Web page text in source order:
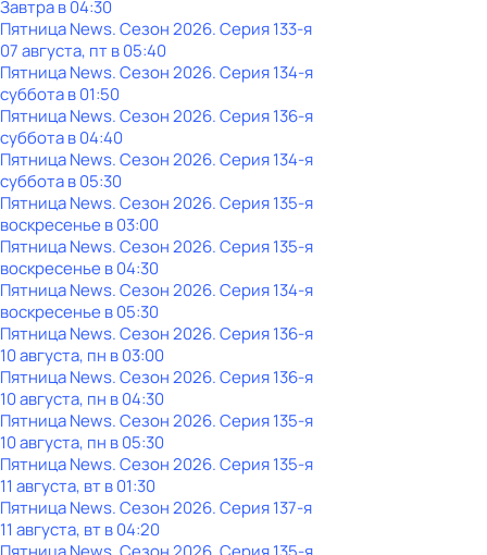
Завтра в 04:30
Пятница News. Сезон 2026. Серия 133-я
07 августа, пт в 05:40
Пятница News. Сезон 2026. Серия 134-я
субботав01:50
Пятница News. Сезон 2026. Серия 136-я
субботав04:40
Пятница News. Сезон 2026. Серия 134-я
субботав05:30
Пятница News. Сезон 2026. Серия 135-я
воскресенье в03:00
Пятница News. Сезон 2026. Серия 135-я
воскресенье в04:30
Пятница News. Сезон 2026. Серия 134-я
воскресенье в05:30
Пятница News. Сезон 2026. Серия 136-я
10 августа, пн в 03:00
Пятница News. Сезон 2026. Серия 136-я
10 августа, пн в 04:30
Пятница News. Сезон 2026. Серия 135-я
10 августа, пн в 05:30
Пятница News. Сезон 2026. Серия 135-я
11 августа, вт в 01:30
Пятница News. Сезон 2026. Серия 137-я
11 августа, вт в 04:20